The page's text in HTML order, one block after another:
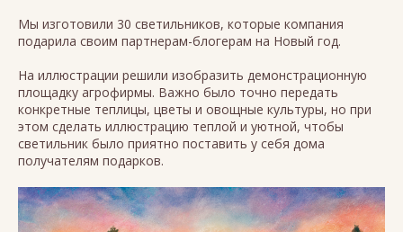
Мы изготовили 30 светильников, которые компания
подарила своим партнерам-блогерам на Новый год.
На иллюстрации решили изобразить демонстрационную
площадку агрофирмы. Важно было точно передать
конкретные теплицы, цветы и овощные культуры, но при
этом сделать иллюстрацию теплой и уютной, чтобы
светильник было приятно поставить у себя дома
получателям подарков.